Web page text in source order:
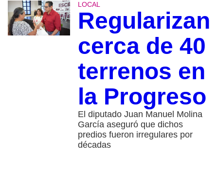
LOCAL
Regularizan
cerca de 40
terrenos en
la Progreso
El diputado Juan Manuel Molina
García aseguró que dichos
predios fueron irregulares por
décadas